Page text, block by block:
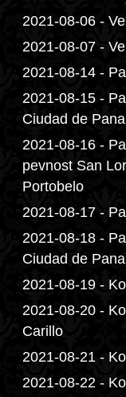
2021-08-06 -
2021-08-07 -
2021-08-14 -
2021-08-15 -
Ciudad de
2021-08-16 -
pevnost San
Portobelo
2021-08-17 -
2021-08-18 -
Ciudad de
2021-08-19 -
2021-08-20 -
Carillo
2021-08-21 -
2021-08-22 -